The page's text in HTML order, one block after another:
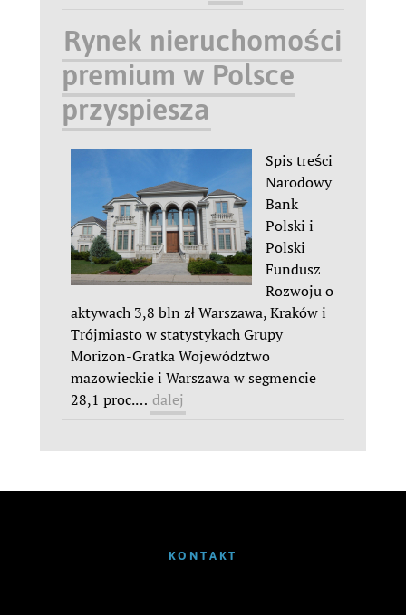
Rynek nieruchomości
premium w Polsce
przyspiesza
Spis treści
Narodowy
Bank
Polski i
Polski
Fundusz
Rozwoju o
aktywach 3,8 bln zł Warszawa, Kraków i
Trójmiasto w statystykach Grupy
Morizon-Gratka Województwo
mazowieckie i Warszawa w segmencie
28,1 proc.… dalej
KONTAKT